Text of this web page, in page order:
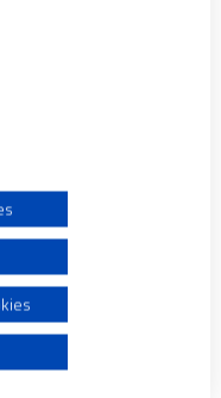
para afrontar los
mensaje:
renovables, la
fósiles y la
como en la
to this website/app.